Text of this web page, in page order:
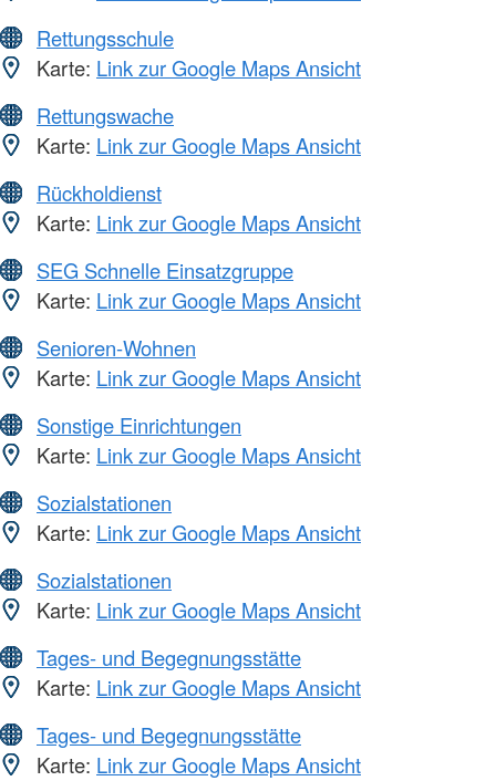
Rettungsschule
Karte: Link zur Google Maps Ansicht
Rettungswache
Karte: Link zur Google Maps Ansicht
Rückholdienst
Karte: Link zur Google Maps Ansicht
SEG Schnelle Einsatzgruppe
Karte: Link zur Google Maps Ansicht
Senioren-Wohnen
Karte: Link zur Google Maps Ansicht
Sonstige Einrichtungen
Karte: Link zur Google Maps Ansicht
Sozialstationen
Karte: Link zur Google Maps Ansicht
Sozialstationen
Karte: Link zur Google Maps Ansicht
Tages- und Begegnungsstätte
Karte: Link zur Google Maps Ansicht
Tages- und Begegnungsstätte
Karte: Link zur Google Maps Ansicht